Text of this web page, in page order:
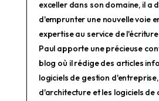
exceller dans son domaine, il a
d'emprunter une nouvelle voie
expertise au service de
Paul apporte une précieuse
blog où il rédige des articles
logiciels de gestion
d'architecture et les logiciels de